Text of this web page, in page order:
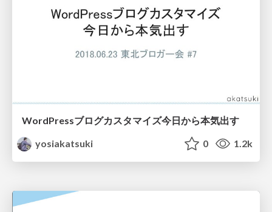
WordPressブログカスタマイズ今日から本気出す
yosiakatsuki
0 1.2k